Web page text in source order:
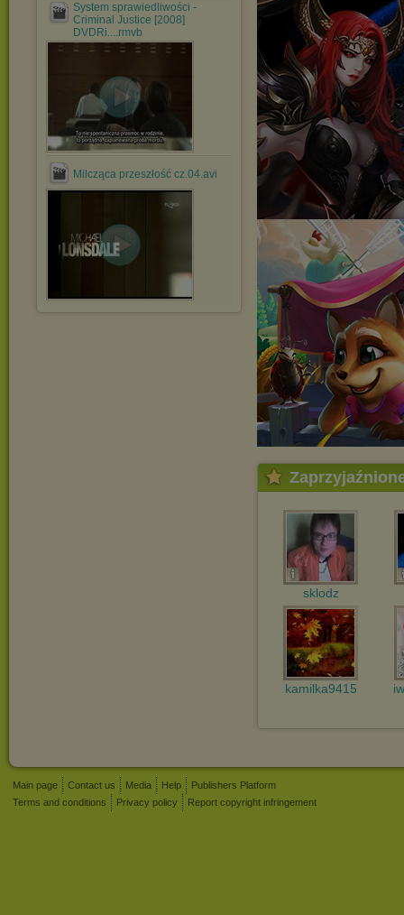
System sprawiedliwości -
Criminal Justice [2008]
DVDRi....rmvb
Milcząca przeszłość cz.04.avi
sklodz
kamilka9415
Main page Contact us Media Help
Publishers Platform
Terms and conditions
Privacy policy Report copyright infringement